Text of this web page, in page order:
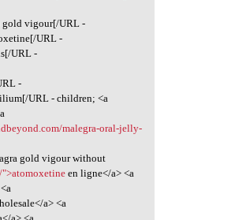
gold vigour[/URL -
URL -
URL -
-
URL - children; <a
malegra-oral-jelly-
gold vigour without
en ligne</a> <a
a> <a